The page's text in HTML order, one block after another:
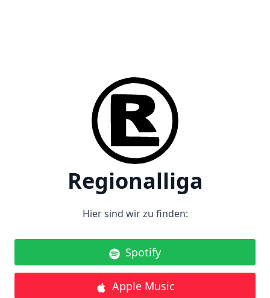
Regionalliga
Hier sind wir zu finden:
Spotify
Apple Music